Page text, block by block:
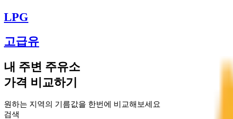
LPG
고급유
내 주변 주유소
가격 비교하기
원하는 지역의 기름값을 한번에 비교해보세요
검색